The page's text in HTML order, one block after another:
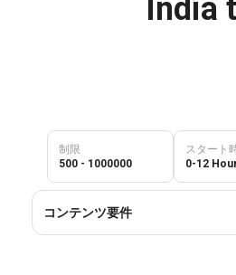
India
制限
500 - 1000000
スタート
0-12
コンテンツ要件